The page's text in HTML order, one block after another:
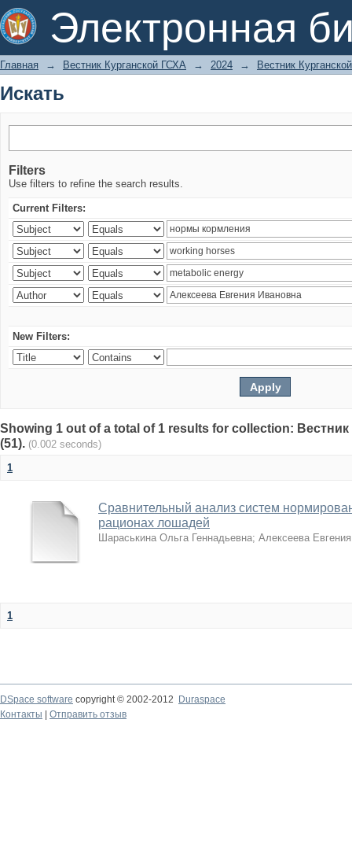
Электронная
Искать
Главная → Вестник Курганской ГСХА → 2024 → Вестник
Искать
Filters
Use filters to refine the search results.
Current Filters:
New Filters:
Showing 1 out of a total of 1 results for collection:
(51). (0.002 seconds)
1
Сравнительный анализ систем
рационах лошадей
Шараськина Ольга Геннадьевна; Алексеева
1
DSpace software copyright © 2002-2012
Duraspace
Контакты
Отправить отзыв